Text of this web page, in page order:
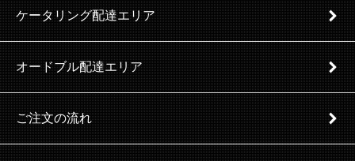
ケータリング配達エリア
オードブル配達エリア
ご注文の流れ